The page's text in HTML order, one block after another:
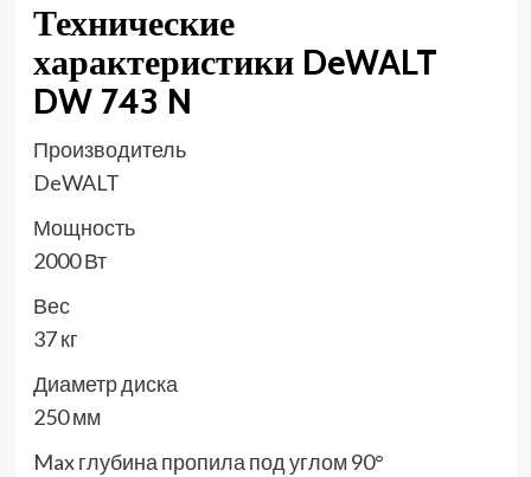
Технические
характеристики DeWALT
DW 743 N
Производитель
DeWALT
Мощность
2000 Вт
Вес
37 кг
Диаметр диска
250 мм
Max глубина пропила под углом 90°